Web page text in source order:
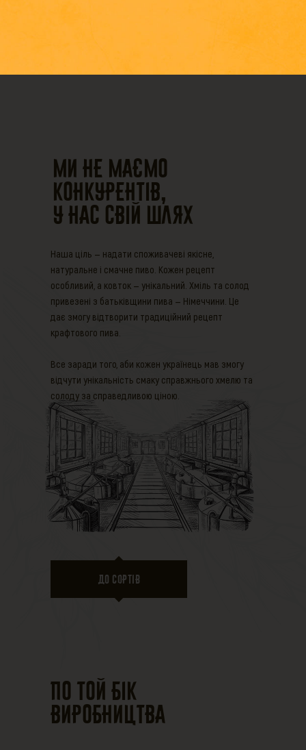
Ми не маємо
конкурентів,
у нас свій шлях
Наша ціль — надати споживачеві якісне,
натуральне і смачне пиво. Кожен рецепт
особливий, а ковток — унікальний. Хміль та солод
привезені з батьківщини пива — Німеччини. Це
дає змогу відтворити традиційний рецепт
крафтового пива.
Все заради того, аби кожен українець мав змогу
відчути унікальність смаку справжнього хмелю та
солоду за справедливою ціною.
ДО СОРТІВ
По той бік
виробництва